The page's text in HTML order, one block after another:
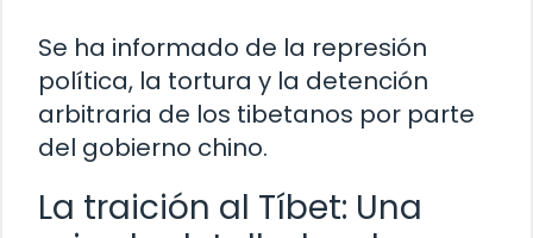
Se ha informado de la represión
política, la tortura y la detención
arbitraria de los tibetanos por parte
del gobierno chino.
La traición al Tíbet: Una